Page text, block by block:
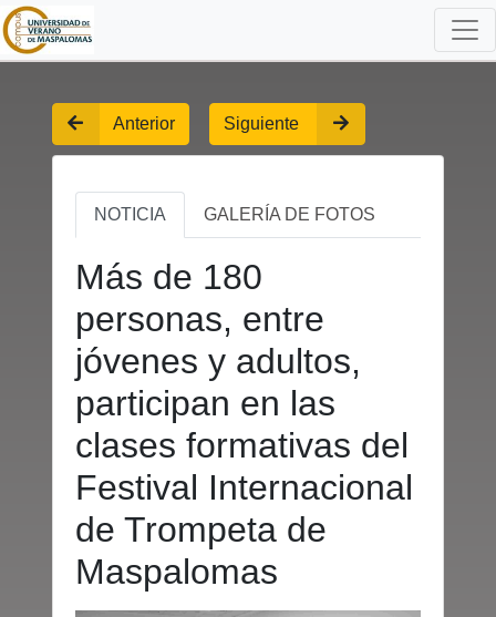
Anterior Siguiente
NOTICIA GALERÍA DE FOTOS
Más de 180
personas, entre
jóvenes y adultos,
participan en las
clases formativas del
Festival Internacional
de Trompeta de
Maspalomas